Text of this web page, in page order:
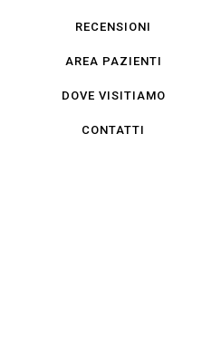
RECENSIONI
AREA PAZIENTI
DOVE VISITIAMO
CONTATTI